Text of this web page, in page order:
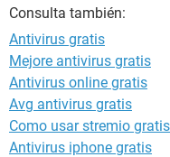
Consulta también:
Antivirus gratis
Mejore antivirus gratis
Antivirus online gratis
Avg antivirus gratis
Como usar stremio gratis
Antivirus iphone gratis